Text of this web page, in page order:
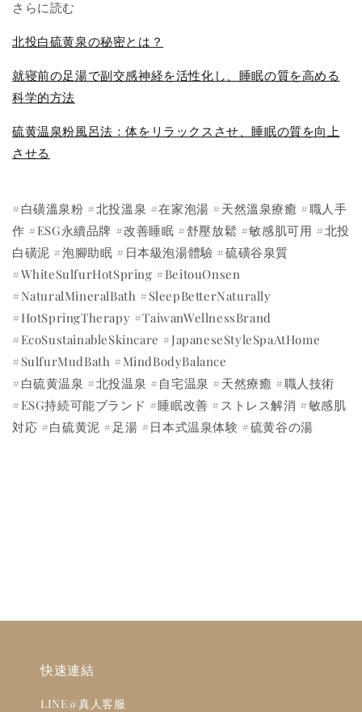
さらに読む
北投白硫黄泉の秘密とは？
就寝前の足湯で副交感神経を活性化し、睡眠の質を高める
科学的方法
硫黄温泉粉風呂法：体をリラックスさせ、睡眠の質を向上
させる
#白磺溫泉粉 #北投溫泉 #在家泡湯 #天然溫泉療癒 #職人手
作 #ESG永續品牌 #改善睡眠 #舒壓放鬆 #敏感肌可用 #北投
白磺泥 #泡腳助眠 #日本級泡湯體驗 #硫磺谷泉質
#WhiteSulfurHotSpring #BeitouOnsen
#NaturalMineralBath #SleepBetterNaturally
#HotSpringTherapy #TaiwanWellnessBrand
#EcoSustainableSkincare #JapaneseStyleSpaAtHome
#SulfurMudBath #MindBodyBalance
#白硫黄温泉 #北投温泉 #自宅温泉 #天然療癒 #職人技術
#ESG持続可能ブランド #睡眠改善 #ストレス解消 #敏感肌
対応 #白硫黄泥 #足湯 #日本式温泉体験 #硫黄谷の湯
快速連結
LINE@真人客服